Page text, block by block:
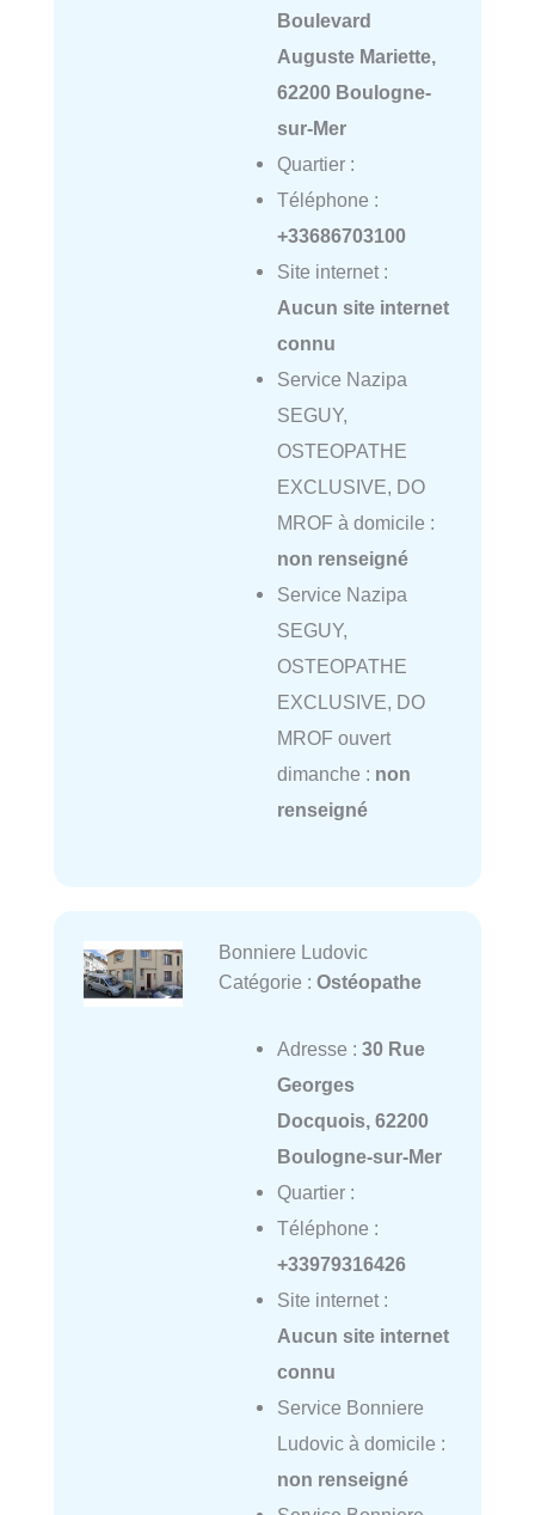
Boulevard
Auguste Mariette,
62200 Boulogne-
sur-Mer
Quartier :
Téléphone :
+33686703100
Site internet :
Aucun site internet
connu
Service Nazipa
SEGUY,
OSTEOPATHE
EXCLUSIVE, DO
MROF à domicile :
non renseigné
Service Nazipa
SEGUY,
OSTEOPATHE
EXCLUSIVE, DO
MROF ouvert
dimanche : non
renseigné
Bonniere Ludovic
Catégorie : Ostéopathe
Adresse : 30 Rue
Georges
Docquois, 62200
Boulogne-sur-Mer
Quartier :
Téléphone :
+33979316426
Site internet :
Aucun site internet
connu
Service Bonniere
Ludovic à domicile :
non renseigné